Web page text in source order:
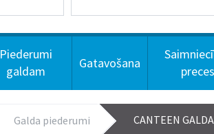
Piederumi
galdam
Gatavošana
preces
Galda piederumi CANTEEN